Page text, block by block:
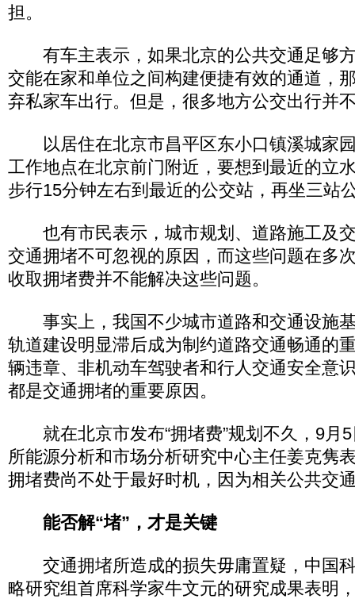
担。
有车主表示，如果北京的公共交通足够
交能在家和单位之间构建便捷有效的通道，
弃私家车出行。但是，很多地方公交出行并
以居住在北京市昌平区东小口镇溪城家
工作地点在北京前门附近，要想到最近的立
步行15分钟左右到最近的公交站，再坐三站
也有市民表示，城市规划、道路施工及
交通拥堵不可忽视的原因，而这些问题在多
收取拥堵费并不能解决这些问题。
事实上，我国不少城市道路和交通设施
轨道建设明显滞后成为制约道路交通畅通的
辆违章、非机动车驾驶者和行人交通安全意
都是交通拥堵的重要原因。
就在北京市发布“拥堵费”规划不久，9月5
所能源分析和市场分析研究中心主任姜克隽
拥堵费尚不处于最好时机，因为相关公共交
能否解“堵”，才是关键
交通拥堵所造成的损失毋庸置疑，中国
略研究组首席科学家牛文元的研究成果表明